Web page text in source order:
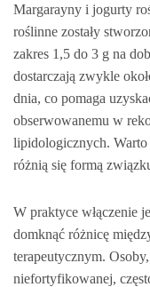
Margarayny i jogurty
roślinne zostały
zakres 1,5 do 3 g na
dostarczają zwykle
dnia, co pomaga
obserwowanemu w
lipidologicznych.
różnią się formą
W praktyce włączenie
domknąć różnicę
terapeutycznym.
niefortyfikowanej,